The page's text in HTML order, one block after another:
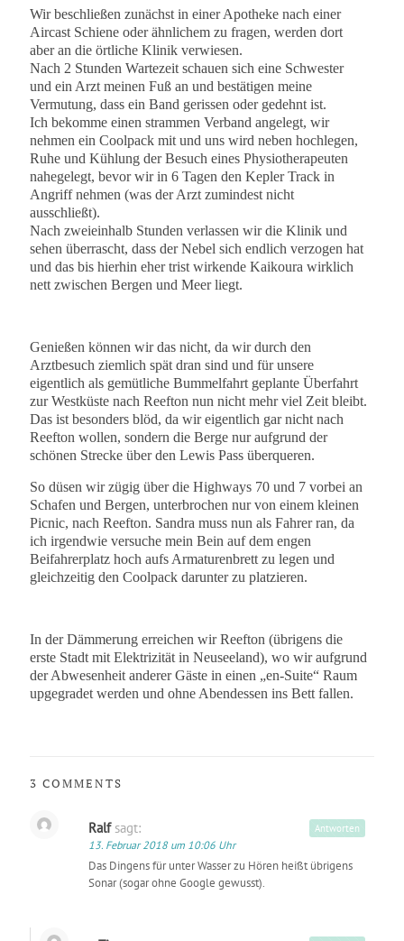
Wir beschließen zunächst in einer Apotheke nach einer
Aircast Schiene oder ähnlichem zu fragen, werden dort
aber an die örtliche Klinik verwiesen.
Nach 2 Stunden Wartezeit schauen sich eine Schwester
und ein Arzt meinen Fuß an und bestätigen meine
Vermutung, dass ein Band gerissen oder gedehnt ist.
Ich bekomme einen strammen Verband angelegt, wir
nehmen ein Coolpack mit und uns wird neben hochlegen,
Ruhe und Kühlung der Besuch eines Physiotherapeuten
nahegelegt, bevor wir in 6 Tagen den Kepler Track in
Angriff nehmen (was der Arzt zumindest nicht
ausschließt).
Nach zweieinhalb Stunden verlassen wir die Klinik und
sehen überrascht, dass der Nebel sich endlich verzogen hat
und das bis hierhin eher trist wirkende Kaikoura wirklich
nett zwischen Bergen und Meer liegt.
Genießen können wir das nicht, da wir durch den
Arztbesuch ziemlich spät dran sind und für unsere
eigentlich als gemütliche Bummelfahrt geplante Überfahrt
zur Westküste nach Reefton nun nicht mehr viel Zeit bleibt.
Das ist besonders blöd, da wir eigentlich gar nicht nach
Reefton wollen, sondern die Berge nur aufgrund der
schönen Strecke über den Lewis Pass überqueren.
So düsen wir zügig über die Highways 70 und 7 vorbei an
Schafen und Bergen, unterbrochen nur von einem kleinen
Picnic, nach Reefton. Sandra muss nun als Fahrer ran, da
ich irgendwie versuche mein Bein auf dem engen
Beifahrerplatz hoch aufs Armaturenbrett zu legen und
gleichzeitig den Coolpack darunter zu platzieren.
In der Dämmerung erreichen wir Reefton (übrigens die
erste Stadt mit Elektrizität in Neuseeland), wo wir aufgrund
der Abwesenheit anderer Gäste in einen „en-Suite“ Raum
upgegradet werden und ohne Abendessen ins Bett fallen.
3 COMMENTS
Ralf sagt:
13. Februar 2018 um 10:06 Uhr
Das Dingens für unter Wasser zu Hören heißt übrigens
Sonar (sogar ohne Google gewusst).
Antworten